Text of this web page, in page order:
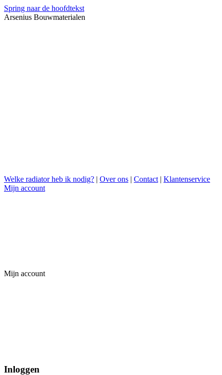
Spring naar de hoofdtekst
Arsenius Bouwmaterialen
Welke radiator heb ik nodig? | Over ons | Contact | Klantenservice
Mijn account
Mijn account
Inloggen